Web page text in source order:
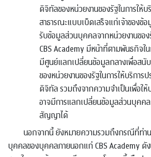
ดิจิทัลของหน่วยงานของรัฐในการให้บ
สาธารณะแบบเบ็ดเสร็จแก่เจ้าของข้
รับข้อมูลส่วนบุคคลจากหน่วยงานของ
CBS Academy มีหน้าที่ตามพันธกิจใ
มีศูนย์แลกเปลี่ยนข้อมูลกลางเพื่อสนับ
ของหน่วยงานของรัฐในการให้บริการ
ดิจิทัล รวมถึงจากความจำเป็นเพื่อใ
อาจมีการแลกเปลี่ยนข้อมูลส่วนบุคค
สัญญาได้
นอกจากนี้ ยังหมายความรวมถึงกรณีที่ท่า
บุคคลของบุคคลภายนอกแก่ CBS Academy ดั